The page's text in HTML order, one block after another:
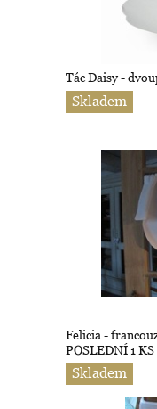
Tác Daisy -
Skladem
Felicia -
POSLEDNÍ 1 KS
Skladem